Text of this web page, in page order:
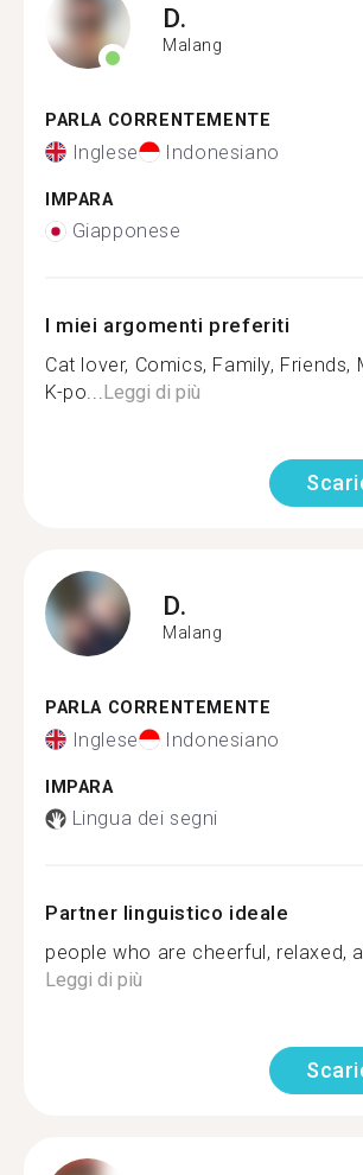
D.
Malang
PARLA CORRENTEMENTE
Inglese Indonesiano
IMPARA
Giapponese
I miei argomenti preferiti
Cat lover, Comics, Family, Friends,
K-po...Leggi di più
D.
Malang
PARLA CORRENTEMENTE
Inglese Indonesiano
IMPARA
Lingua dei segni
Partner linguistico ideale
people who are cheerful, relaxed,
Leggi di più